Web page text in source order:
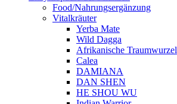
Food/Nahrungsergänzung
Vitalkräuter
Yerba Mate
Wild Dagga
Afrikanische Traumwurzel
Calea
DAMIANA
DAN SHEN
HE SHOU WU